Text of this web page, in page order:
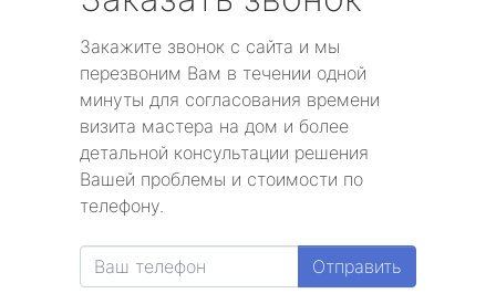
Закажите звонок с сайта и мы
перезвоним Вам в течении одной
минуты для согласования времени
визита мастера на дом и более
детальной консультации решения
Вашей проблемы и стоимости по
телефону.
Отправить